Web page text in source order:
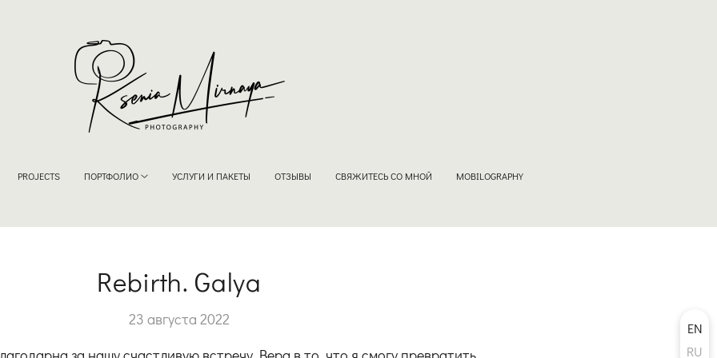
PROJECTS ПОРТФОЛИО УСЛУГИ И ПАКЕТЫ ОТЗЫВЫ СВЯЖИТЕСЬ СО МНОЙ MOBILOGRAPHY
Rebirth. Galya
23 августа 2022
EN
RU